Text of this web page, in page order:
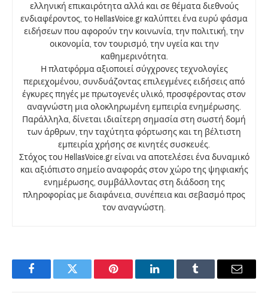
ελληνική επικαιρότητα αλλά και σε θέματα διεθνούς
ενδιαφέροντος, το HellasVoice.gr καλύπτει ένα ευρύ φάσμα
ειδήσεων που αφορούν την κοινωνία, την πολιτική, την
οικονομία, τον τουρισμό, την υγεία και την
καθημερινότητα.
Η πλατφόρμα αξιοποιεί σύγχρονες τεχνολογίες
περιεχομένου, συνδυάζοντας επιλεγμένες ειδήσεις από
έγκυρες πηγές με πρωτογενές υλικό, προσφέροντας στον
αναγνώστη μια ολοκληρωμένη εμπειρία ενημέρωσης.
Παράλληλα, δίνεται ιδιαίτερη σημασία στη σωστή δομή
των άρθρων, την ταχύτητα φόρτωσης και τη βέλτιστη
εμπειρία χρήσης σε κινητές συσκευές.
Στόχος του HellasVoice.gr είναι να αποτελέσει ένα δυναμικό
και αξιόπιστο σημείο αναφοράς στον χώρο της ψηφιακής
ενημέρωσης, συμβάλλοντας στη διάδοση της
πληροφορίας με διαφάνεια, συνέπεια και σεβασμό προς
τον αναγνώστη.
FacebookTwitter Pinterest LinkedInTumblr Email